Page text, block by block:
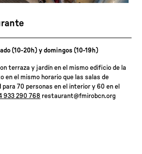
(10-20h) y domingos (10-19h)
terraza y jardín en el mismo edificio de la
en el mismo horario que las salas de
para 70 personas en el interior y 60 en el
933 290 768 restaurant@fmirobcn.org